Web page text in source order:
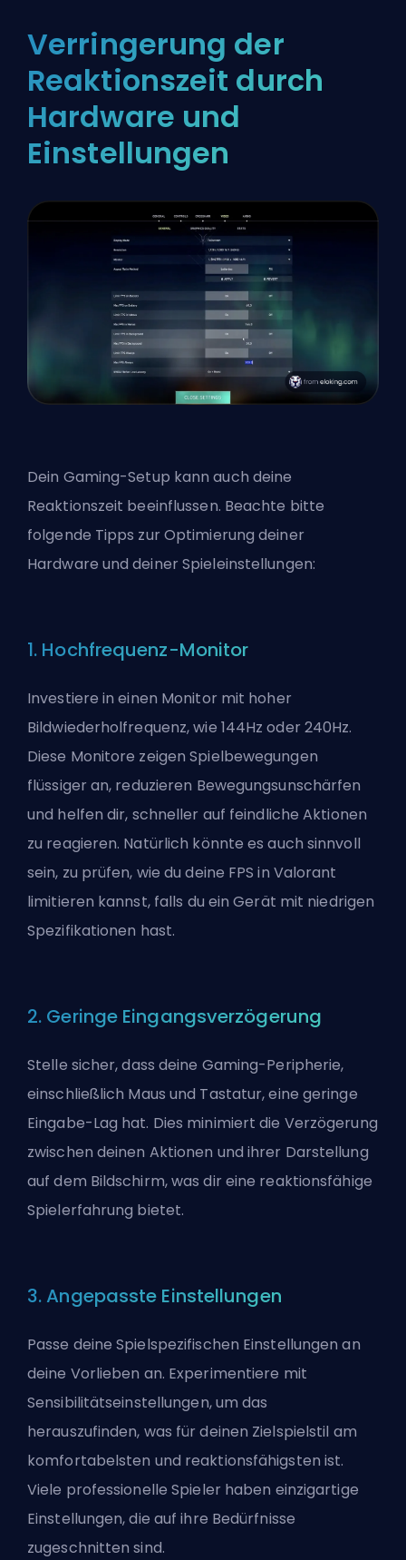
Verringerung der
Reaktionszeit durch
Hardware und
Einstellungen
Dein Gaming-Setup kann auch deine
Reaktionszeit beeinflussen. Beachte bitte
folgende Tipps zur Optimierung deiner
Hardware und deiner Spieleinstellungen:
1. Hochfrequenz-Monitor
Investiere in einen Monitor mit hoher
Bildwiederholfrequenz, wie 144Hz oder 240Hz.
Diese Monitore zeigen Spielbewegungen
flüssiger an, reduzieren Bewegungsunschärfen
und helfen dir, schneller auf feindliche Aktionen
zu reagieren. Natürlich könnte es auch sinnvoll
sein, zu prüfen, wie du deine FPS in Valorant
limitieren kannst, falls du ein Gerät mit niedrigen
Spezifikationen hast.
2. Geringe Eingangsverzögerung
Stelle sicher, dass deine Gaming-Peripherie,
einschließlich Maus und Tastatur, eine geringe
Eingabe-Lag hat. Dies minimiert die Verzögerung
zwischen deinen Aktionen und ihrer Darstellung
auf dem Bildschirm, was dir eine reaktionsfähige
Spielerfahrung bietet.
3. Angepasste Einstellungen
Passe deine Spielspezifischen Einstellungen an
deine Vorlieben an. Experimentiere mit
Sensibilitätseinstellungen, um das
herauszufinden, was für deinen Zielspielstil am
komfortabelsten und reaktionsfähigsten ist.
Viele professionelle Spieler haben einzigartige
Einstellungen, die auf ihre Bedürfnisse
zugeschnitten sind.